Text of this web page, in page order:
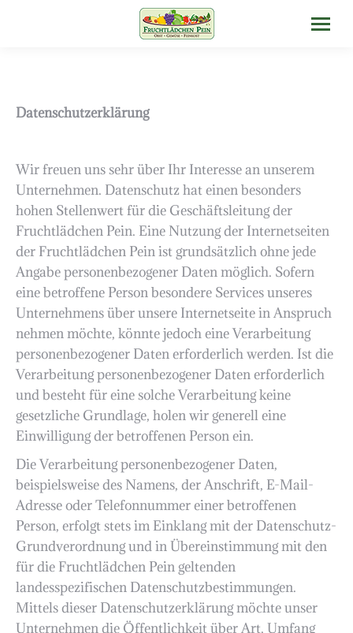
Datenschutzerklärung
Wir freuen uns sehr über Ihr Interesse an unserem
Unternehmen. Datenschutz hat einen besonders
hohen Stellenwert für die Geschäftsleitung der
Fruchtlädchen Pein. Eine Nutzung der Internetseiten
der Fruchtlädchen Pein ist grundsätzlich ohne jede
Angabe personenbezogener Daten möglich. Sofern
eine betroffene Person besondere Services unseres
Unternehmens über unsere Internetseite in Anspruch
nehmen möchte, könnte jedoch eine Verarbeitung
personenbezogener Daten erforderlich werden. Ist die
Verarbeitung personenbezogener Daten erforderlich
und besteht für eine solche Verarbeitung keine
gesetzliche Grundlage, holen wir generell eine
Einwilligung der betroffenen Person ein.
Die Verarbeitung personenbezogener Daten,
beispielsweise des Namens, der Anschrift, E-Mail-
Adresse oder Telefonnummer einer betroffenen
Person, erfolgt stets im Einklang mit der Datenschutz-
Grundverordnung und in Übereinstimmung mit den
für die Fruchtlädchen Pein geltenden
landesspezifischen Datenschutzbestimmungen.
Mittels dieser Datenschutzerklärung möchte unser
Unternehmen die Öffentlichkeit über Art, Umfang